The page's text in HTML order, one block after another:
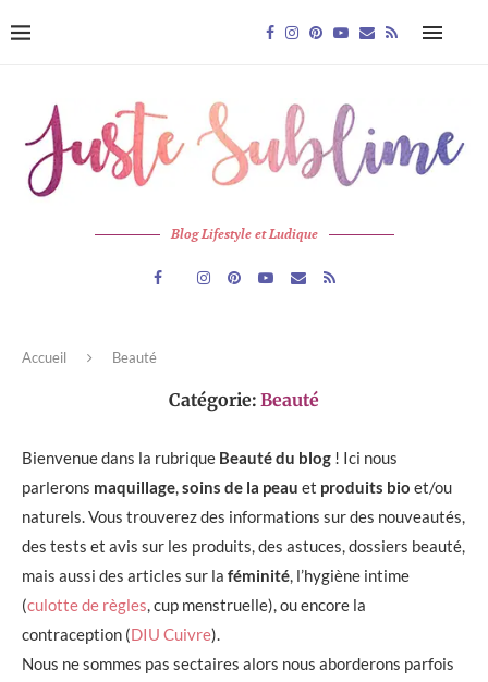
Blog Lifestyle et Ludique
Accueil Beauté
Catégorie: Beauté
Bienvenue dans la rubrique Beauté du blog ! Ici nous
parlerons maquillage,soins de la peau et produits bio et/ou
naturels. Vous trouverez des informations sur des nouveautés,
des tests et avis sur les produits, des astuces, dossiers beauté,
mais aussi des articles sur la féminité, l’hygiène intime
(culotte de règles, cup menstruelle), ou encore la
contraception (DIU Cuivre).
Nous ne sommes pas sectaires alors nous aborderons parfois